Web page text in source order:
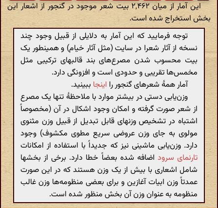
این آمار از میان ۲٬۴۶۲ بیت شعر موجود در گنجور از اشعار این
بخش استخراج شده است.
توجه فرمایید که این آمار به دلایلی از قبیل وجود چند
نسخه از آثار شعرا در سایت (مثل آثار خیام) و همینطور یک
بیت محسوب شدن مصرع‌های بند قالبهای ترکیبی مثل
مخمس‌ها تقریبی و حدودی است و افزونگی دارد.
آمار همهٔ شعرهای گنجور را اینجا ببینید.
وزن‌یابی دستی در بیشتر موارد با ملاحظهٔ تنها یک مصرع
از شعر صورت گرفته و امکان وجود اشکال در آن (مخصوصاً
اشتباه در تشخیص وزنهای قابل تبدیل از قبیل وزن مثنوی
مولوی به جای وزن عروضی سریع مطوی مکشوف) وجود
دارد. وزن‌یابی ماشینی نیز که جدیداً با استفاده از امکانات
تارنمای سرود اضافه شده بعضاً خطا دارد. برخی از بخشها
شامل اشعاری با بیش از یک وزن هستند که در این صورت
عمدتاً وزن ابیات آغازین و برای بعضی منظومه‌ها وزن غالب
منظومه به عنوان وزن آن بخش منظور شده است.